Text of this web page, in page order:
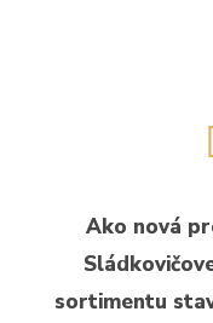
Ako nová
sortimentu